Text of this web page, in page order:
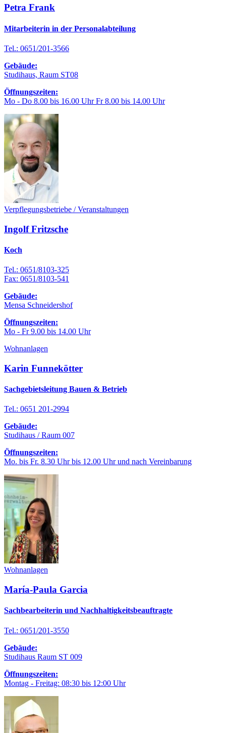
Petra Frank
Mitarbeiterin in der Personalabteilung
Tel.: 0651/201-3566
Gebäude:
Studihaus, Raum ST08
Öffnungszeiten:
Mo - Do 8.00 bis 16.00 Uhr Fr 8.00 bis 14.00 Uhr
Verpflegungsbetriebe / Veranstaltungen
Ingolf Fritzsche
Koch
Tel.: 0651/8103-325
Fax: 0651/8103-541
Gebäude:
Mensa Schneidershof
Öffnungszeiten:
Mo - Fr 9.00 bis 14.00 Uhr
Wohnanlagen
Karin Funnekötter
Sachgebietsleitung Bauen & Betrieb
Tel.: 0651 201-2994
Gebäude:
Studihaus / Raum 007
Öffnungszeiten:
Mo. bis Fr. 8.30 Uhr bis 12.00 Uhr und nach Vereinbarung
Wohnanlagen
María-Paula Garcia
Sachbearbeiterin und Nachhaltigkeitsbeauftragte
Tel.: 0651/201-3550
Gebäude:
Studihaus Raum ST 009
Öffnungszeiten:
Montag - Freitag: 08:30 bis 12:00 Uhr